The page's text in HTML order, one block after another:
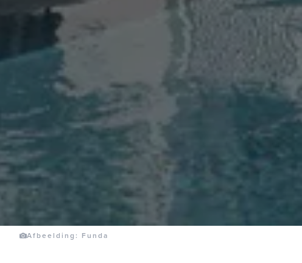
Afbeelding: Funda